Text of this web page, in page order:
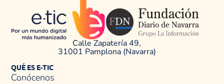
Calle Zapatería 49,
31001 Pamplona (Navarra)
QUÉ ES E-TIC
Conócenos